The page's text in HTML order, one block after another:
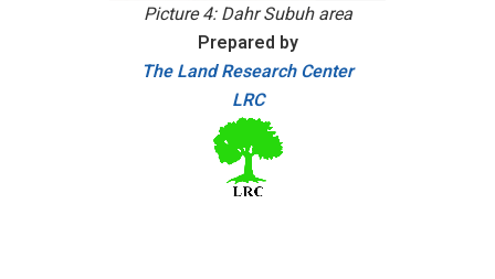
Picture 4: Dahr Subuh area
Prepared by
The Land Research Center
LRC